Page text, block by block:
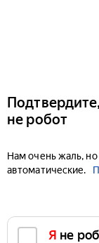
не робот
Нам очень жаль,
автоматические.
Я не